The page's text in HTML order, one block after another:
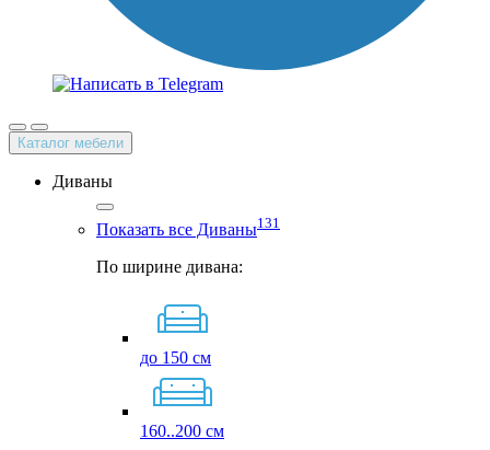
Каталог мебели
Диваны
Показать все Диваны131
По ширине дивана:
до 150 см
160..200 см